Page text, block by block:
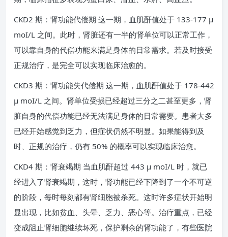
CKD2 期：肾功能代偿期 这一期，血肌酐值处于 133-177 μ
moI/L 之间。此时，肾脏还有一半的肾单位可以正常工作，
可以靠自身的代偿功能来满足身体的日常需求。若及时接受
正规治疗，是完全可以实现临床治愈的。
CKD3 期：肾功能失代偿期 这一期，血肌酐值处于 178-442
μ moI/L 之间。肾单位受损已经超过三分之二甚至更多，肾
脏自身的代偿功能已经无法满足身体的日常需要。患者大多
已经开始感觉到乏力，但症状仍然不明显。如果能得到及
时、正规的治疗，仍有 50% 的概率可以实现临床治愈。
CKD4 期：肾衰竭期 当血肌酐超过 443 μ moI/L 时，就已
经进入了肾衰竭期，这时，肾功能已经下降到了一个不可逆
的阶段，每时每刻都有肾细胞被杀死。这时许多症状开始明
显出现，比如贫血、头晕、乏力、恶心等。治疗重点，已经
变成阻止肾细胞继续坏死，保护剩余的肾功能了，有些医院